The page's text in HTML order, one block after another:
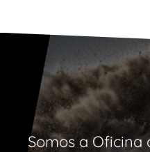
Somos a Oficina